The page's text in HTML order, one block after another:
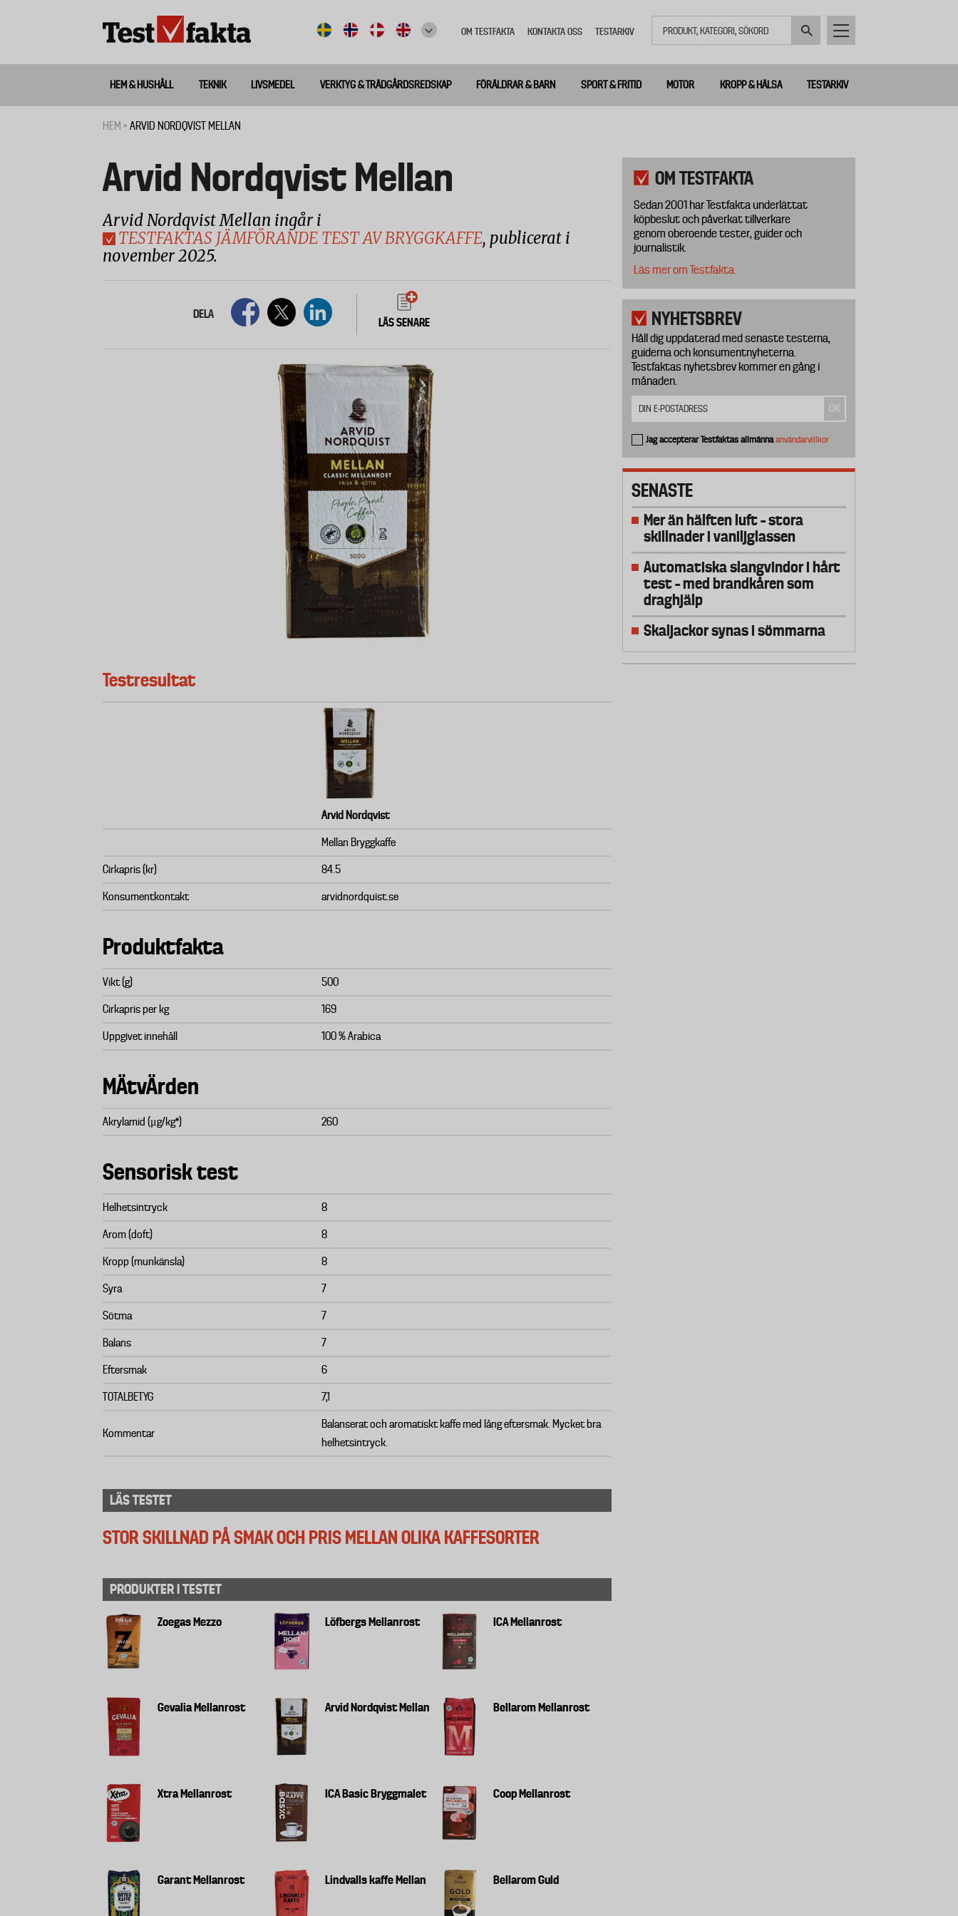
meny
OM TESTFAKTA KONTAKTA OSS TESTARKIV
Huvudmeny
ny
HEM & HUSHÅLL TEKNIK LIVSMEDEL VERKTYG & TRÄDGÅRDSREDSKAP FÖRÄLDRAR & BARN SPORT & FRITID MOTOR KROPP & HÄLSA TESTARKIV
HEM ARVID NORDQVIST MELLAN
Arvid Nordqvist Mellan
Arvid Nordqvist Mellan ingår i
TESTFAKTAS JÄMFÖRANDE TEST AV BRYGGKAFFE, publicerat i
november 2025.
DELA
LÄS SENARE
Testresultat
Arvid Nordqvist
Mellan Bryggkaffe
Cirkapris (kr) 84.5
Konsumentkontakt arvidnordquist.se
Produktfakta
Vikt (g) 500
Cirkapris per kg 169
Uppgivet innehåll 100 % Arabica
MÄtvÄrden
Akrylamid (μg/kg*) 260
Sensorisk test
Helhetsintryck 8
Arom (doft) 8
Kropp (munkänsla) 8
Syra 7
Sötma 7
Balans 7
Eftersmak 6
TOTALBETYG 7,1
Kommentar
Balanserat och aromatiskt kaffe med lång eftersmak. Mycket bra
helhetsintryck.
LÄS TESTET
STOR SKILLNAD PÅ SMAK OCH PRIS MELLAN OLIKA KAFFESORTER
PRODUKTER I TESTET
Zoegas Mezzo Löfbergs Mellanrost ICA Mellanrost
Gevalia Mellanrost Arvid Nordqvist Mellan Bellarom Mellanrost
Xtra Mellanrost ICA Basic Bryggmalet Coop Mellanrost
Garant Mellanrost Lindvalls kaffe Mellan Bellarom Guld
OM TESTFAKTA
Sedan 2001 har Testfakta underlättat
köpbeslut och påverkat tillverkare
genom oberoende tester, guider och
journalistik.
Läs mer om Testfakta.
NYHETSBREV
Håll dig uppdaterad med senaste testerna,
guiderna och konsumentnyheterna.
Testfaktas nyhetsbrev kommer en gång i
månaden.
Jag accepterar Testfaktas allmännaanvändarvillkor
SENASTE
Mer än hälften luft – stora
skillnader i vaniljglassen
Automatiska slangvindor i hårt
test – med brandkåren som
draghjälp
Skaljackor synas i sömmarna